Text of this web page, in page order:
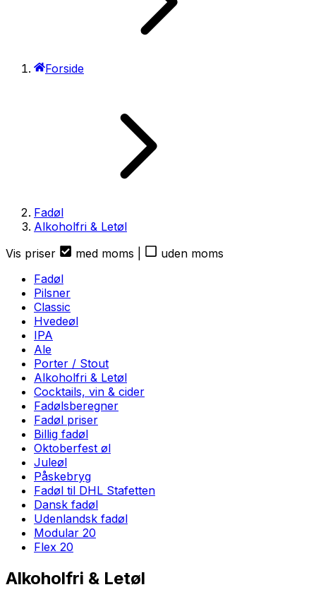
Forside
Fadøl
Alkoholfri & Letøl
Vis priser
med moms
uden moms
Fadøl
Pilsner
Classic
Hvedeøl
IPA
Ale
Porter / Stout
Alkoholfri & Letøl
Cocktails, vin & cider
Fadølsberegner
Fadøl priser
Billig fadøl
Oktoberfest øl
Juleøl
Påskebryg
Fadøl til DHL Stafetten
Dansk fadøl
Udenlandsk fadøl
Modular 20
Flex 20
Alkoholfri & Letøl